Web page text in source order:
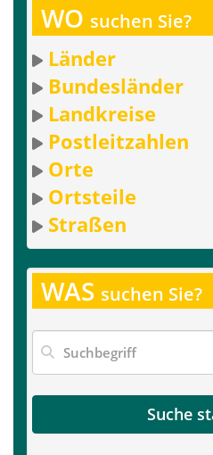
WO suchen Sie?
Länder
Bundesländer
Landkreise
Postleitzahlen
Orte
Ortsteile
Straßen
WAS suchen Sie?
Suche